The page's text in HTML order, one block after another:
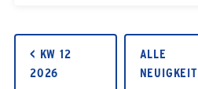
< KW 12
2026
ALLE